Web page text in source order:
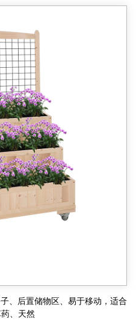
、后置储物区、易于移动，适合
、天然